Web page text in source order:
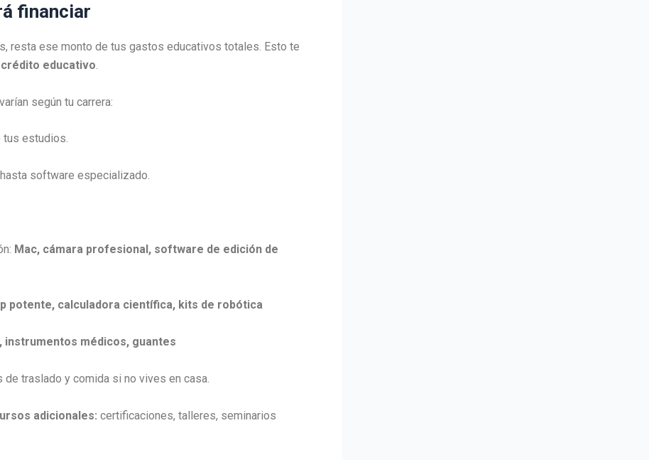
financiar
resta ese monto de tus gastos educativos totales. Esto te
educativo.
según tu carrera:
tus estudios.
software especializado.
Mac, cámara profesional, software de edición de
potente, calculadora científica, kits de robótica
instrumentos médicos, guantes
de traslado y comida si no vives en casa.
adicionales: certificaciones, talleres, seminarios